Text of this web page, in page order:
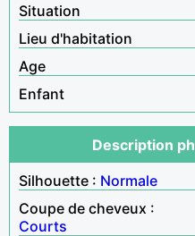
Situation
Lieu d'habitation
Age
Enfant
Description
Silhouette : Normale
Coupe de cheveux :
Courts